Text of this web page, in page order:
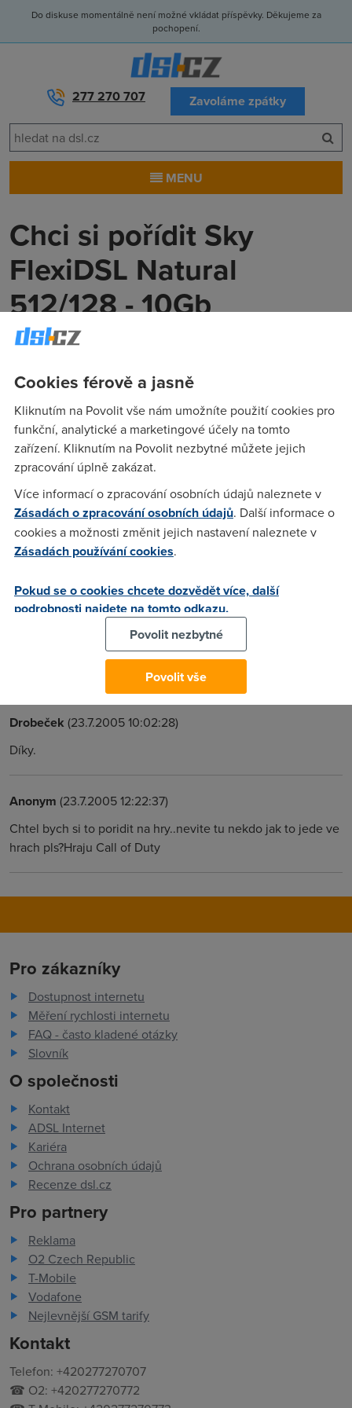
Do diskuse momentálně není možné vkládat příspěvky. Děkujeme za
pochopení.
277 270 707 Zavoláme zpátky
MENU
Chci si pořídit Sky
FlexiDSL Natural
512/128 - 10Gb
Drobeček(19.7.2005 21:37:22)
od SkyNet. Máte někdo zkušenost? Jak to jede?
Anonym(22.7.2005 21:00:28)
Tak se "kurnik" někdo ozvěte ............
Jedlator(22.7.2005 22:11:25)
Mám tuto službu s limitem 3Gb asi 4měsíce, jen 1xza tu dobu
to nejelo (výpadek 1den). Hodnoty ze zdejšího Speedmetru:
Internetu: 424.6 Kbps Ping neřeším protože hry po netu
nehraju. Podotýkám, že jsem min. 3km od ústředny. Jsem
spokojen, pouze uvažuju o přechodu na tebou zvolený limit
10Gb. Jen zásadně neodepisují na maily, odpovědi jsem se
většinou nedočkal (urgoval jsem zřízení email. schránky).
Drobeček (23.7.2005 10:02:28)
Díky.
Anonym (23.7.2005 12:22:37)
Chtel bych si to poridit na hry..nevite tu nekdo jak to jede ve
hrach pls?Hraju Call of Duty
Pro zákazníky
Dostupnost internetu
Měření rychlosti internetu
FAQ - často kladené otázky
Slovník
O společnosti
Kontakt
ADSL Internet
Kariéra
Ochrana osobních údajů
Recenze dsl.cz
Pro partnery
Reklama
O2 Czech Republic
T-Mobile
Vodafone
Nejlevnější GSM tarify
Kontakt
Telefon: +420277270707
☎ O2: +420277270772
Cookies férově a jasně
Kliknutím na Povolit vše nám umožníte použití cookies pro
funkční, analytické a marketingové účely na tomto
zařízení. Kliknutím na Povolit nezbytné můžete jejich
zpracování úplně zakázat.
Více informací o zpracování osobních údajů naleznete v
Zásadách o zpracování osobních údajů. Další informace o
cookies a možnosti změnit jejich nastavení naleznete v
Zásadách používání cookies.
Pokud se o cookies chcete dozvědět více, další
podrobnosti najdete na tomto odkazu.
Povolit nezbytné
Povolit vše